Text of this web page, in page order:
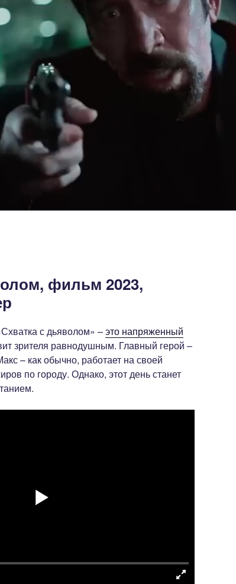
фильм 2023,
с дьяволом» –это напряженный
зрителя равнодушным. Главный герой –
– как обычно, работает на своей
по городу. Однако, этот день станет